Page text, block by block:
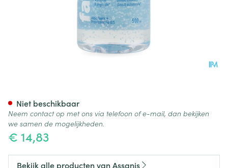
€ 14,83
Niet beschikbaar
Neem contact op met ons via telefoon of e-mail, dan bekijken
we samen de mogelijkheden.
Bekijk alle producten van Assanis